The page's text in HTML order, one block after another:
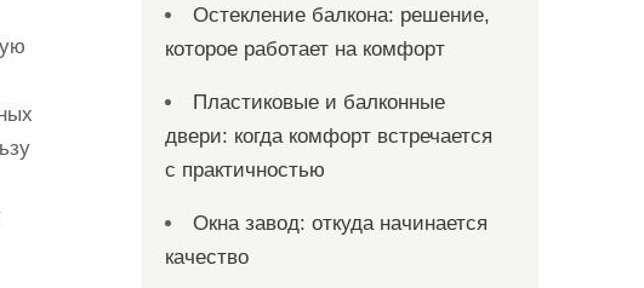
Остекление балкона: решение,
которое работает на комфорт
Пластиковые и балконные
двери: когда комфорт встречается
с практичностью
Окна завод: откуда начинается
качество